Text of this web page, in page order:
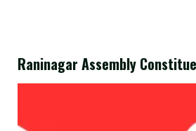
Raninagar Assembly